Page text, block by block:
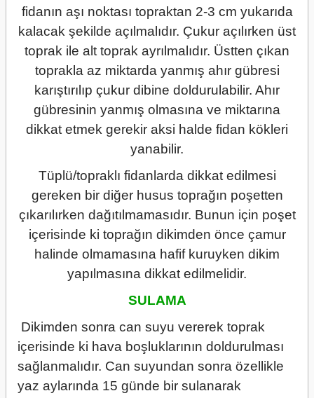
fidanın aşı noktası topraktan 2-3 cm yukarıda
kalacak şekilde açılmalıdır. Çukur açılırken üst
toprak ile alt toprak ayrılmalıdır. Üstten çıkan
toprakla az miktarda yanmış ahır gübresi
karıştırılıp çukur dibine doldurulabilir. Ahır
gübresinin yanmış olmasına ve miktarına
dikkat etmek gerekir aksi halde fidan kökleri
yanabilir.
Tüplü/topraklı fidanlarda dikkat edilmesi
gereken bir diğer husus toprağın poşetten
çıkarılırken dağıtılmamasıdır. Bunun için poşet
içerisinde ki toprağın dikimden önce çamur
halinde olmamasına hafif kuruyken dikim
yapılmasına dikkat edilmelidir.
SULAMA
Dikimden sonra can suyu vererek toprak
içerisinde ki hava boşluklarının doldurulması
sağlanmalıdır. Can suyundan sonra özellikle
yaz aylarında 15 günde bir sulanarak